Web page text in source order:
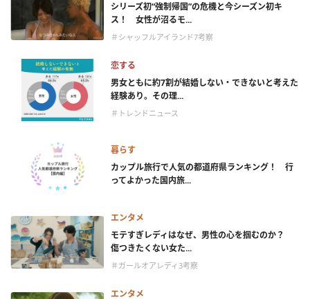
シリーズ初“強制帰国”の危機と今シーズン初キ
ス！ 女性が沼るモ...
＃シャッフルアイランド7考察
恋する
男女ともに約7割が結婚しない・できないと考えた
経験あり。その理...
＃トレンドニュース
暮らす
カップル旅行で人気の都道府県ランキング！ 行
ってよかった国内旅...
エンタメ
モテすぎレディはなぜ、男性の心を掴むのか？
傷つきたくない女た...
＃ガールオアレディ3考察
エンタメ